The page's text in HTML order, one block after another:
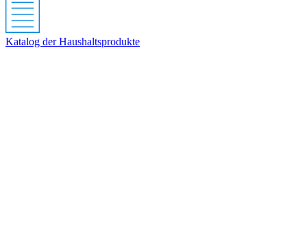
Katalog der Haushaltsprodukte